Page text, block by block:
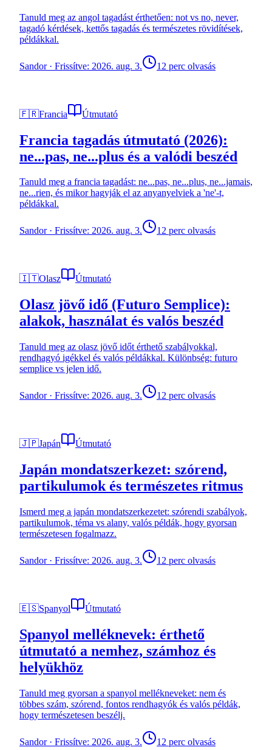
Tanuld meg az angol tagadást érthetően: not vs no, never,
tagadó kérdések, kettős tagadás és természetes rövidítések,
példákkal.
Sandor· Frissítve: 2026. aug. 3. 12 perc olvasás
🇫🇷Francia Útmutató
Francia tagadás útmutató (2026):
ne...pas, ne...plus és a valódi beszéd
Tanuld meg a francia tagadást: ne...pas, ne...plus, ne...jamais,
ne...rien, és mikor hagyják el az anyanyelviek a 'ne'-t,
példákkal.
Sandor· Frissítve: 2026. aug. 3. 12 perc olvasás
🇮🇹Olasz Útmutató
Olasz jövő idő (Futuro Semplice):
alakok, használat és valós beszéd
Tanuld meg az olasz jövő időt érthető szabályokkal,
rendhagyó igékkel és valós példákkal. Különbség: futuro
semplice vs jelen idő.
Sandor· Frissítve: 2026. aug. 3. 12 perc olvasás
🇯🇵Japán Útmutató
Japán mondatszerkezet: szórend,
partikulumok és természetes ritmus
Ismerd meg a japán mondatszerkezetet: szórendi szabályok,
partikulumok, téma vs alany, valós példák, hogy gyorsan
természetesen fogalmazz.
Sandor· Frissítve: 2026. aug. 3. 12 perc olvasás
🇪🇸Spanyol Útmutató
Spanyol melléknevek: érthető
útmutató a nemhez, számhoz és
helyükhöz
Tanuld meg gyorsan a spanyol mellékneveket: nem és
többes szám, szórend, fontos rendhagyók és valós példák,
hogy természetesen beszélj.
Sandor· Frissítve: 2026. aug. 3. 12 perc olvasás